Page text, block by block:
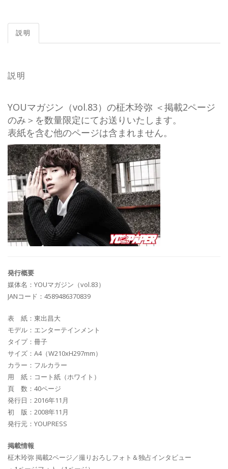
説明
説明
YOUマガジン（vol.83）の柾木玲弥 ＜掲載2ページ
のみ＞を数量限定にてお送りいたします。
表紙を含む他のページは含まれません。
発行概要
媒体名：YOUマガジン（vol.83）
JANコード：4589486370839
表 紙：東出昌大
モデル：エンターテインメント
タイプ：冊子
サイズ：A4（W210xH297mm）
カラー：フルカラー
用 紙：コート紙（ホワイト）
頁 数：40ページ
発行日：2016年11月
初 版：2008年11月
発行元：YOUPRESS
掲載情報
柾木玲弥 掲載2ページ／撮りおろしフォト＆独占インタビュー